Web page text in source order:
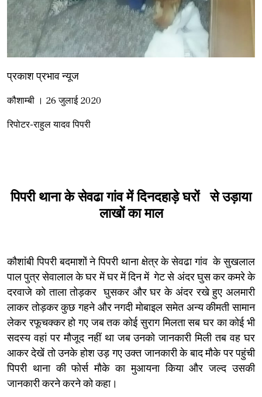
प्रकाश प्रभाव न्यूज
कौशाम्बी । 26 जुलाई 2020
रिपोटर-राहुल यादव पिपरी
पिपरी थाना के सेवढा गांव में दिनदहाड़े घरों से उड़ाया
लाखों का माल
कौशांबी पिपरी बदमाशों ने पिपरी थाना क्षेत्र के सेवढा गांव के सुखलाल
पाल पुत्र सेवालाल के घर में घर में दिन में गेट से अंदर घुस कर कमरे के
दरवाजे को ताला तोड़कर घुसकर और घर के अंदर रखे हुए अलमारी
लाकर तोड़कर कुछ गहने और नगदी मोबाइल समेत अन्य कीमती सामान
लेकर रफूचक्कर हो गए जब तक कोई सुराग मिलता सब घर का कोई भी
सदस्य वहां पर मौजूद नहीं था जब उनको जानकारी मिली तब वह घर
आकर देखें तो उनके होश उड़ गए उक्त जानकारी के बाद मौके पर पहुंची
पिपरी थाना की फोर्स मौके का मुआयना किया और जल्द उसकी
जानकारी करने करने को कहा।